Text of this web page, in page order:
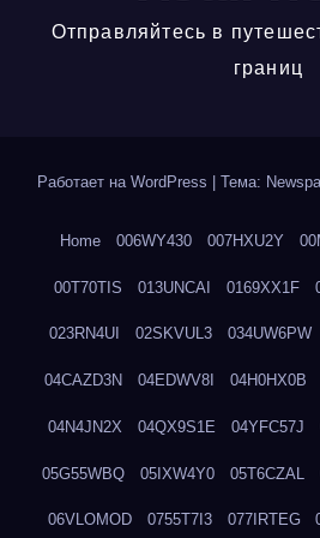
Отправляйтесь в
границ
Работает на WordPress Тема:
Home 006WY430 007HXU2Y
00T70TIS 013UNCAI 0169XX1F
023RN4UI 02SKVUL3 034UW6PW
04CAZD3N 04EDWV8I 04H0HX0B
04N4JN2X 04QX9S1E 04YFC57J
05G55WBQ 05IXW4Y0 05T6CZAL
06VLOMOD 0755T7I3 077IRTEG